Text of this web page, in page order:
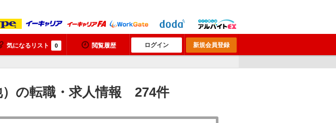
気になるリスト 0 閲覧履歴 ログイン 新規会員登録
）の転職・求人情報 274件